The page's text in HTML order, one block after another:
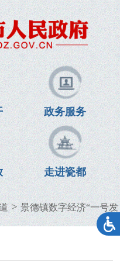
政务服务
走进瓷都
>景德镇数字经济“一号发